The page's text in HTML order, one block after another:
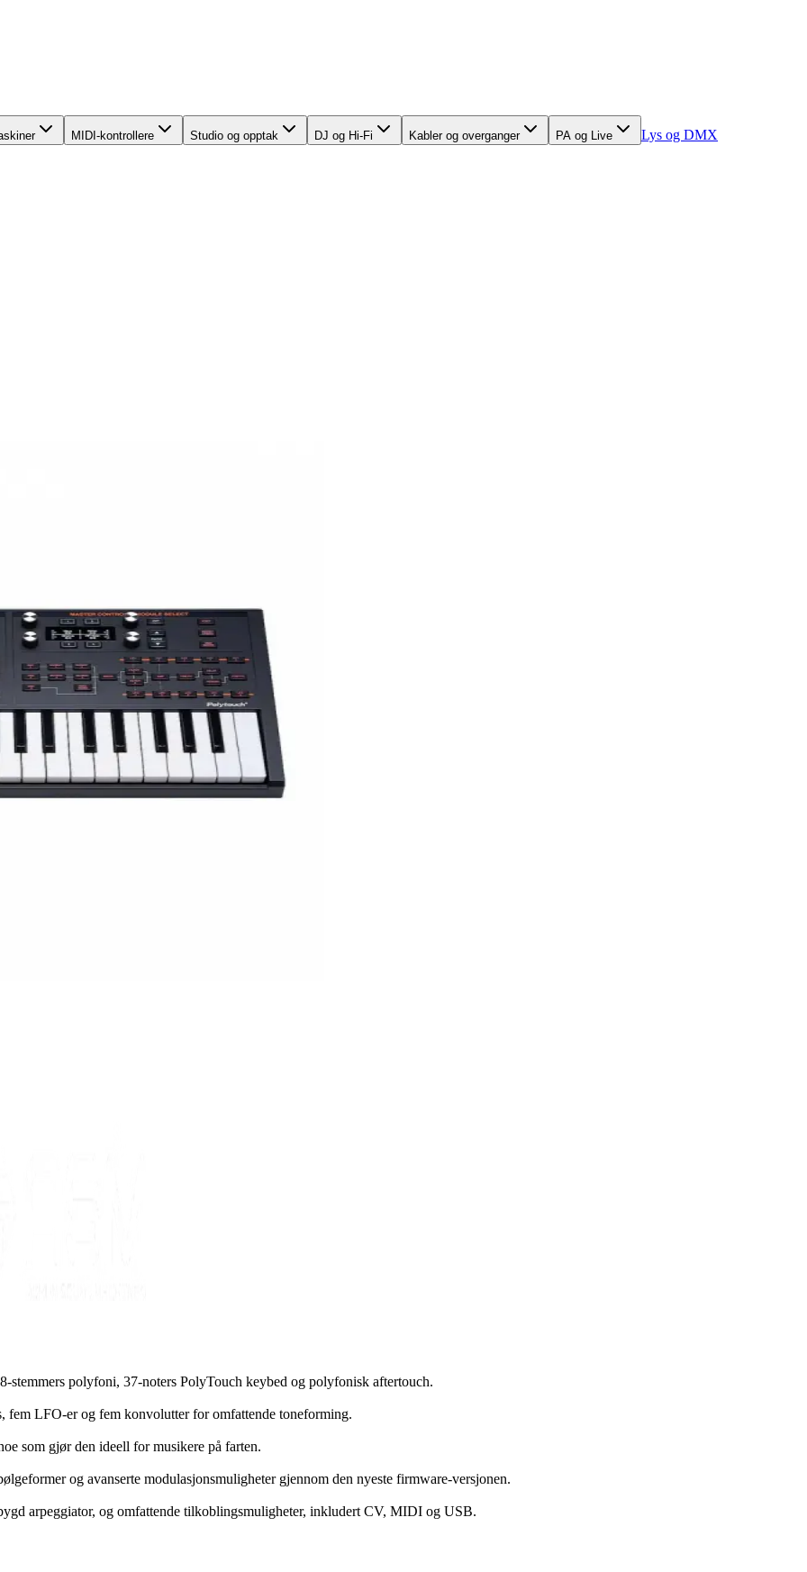
MIDI-kontrollere Studio og opptak DJ og Hi-Fi Kabler og overganger PA og Live Lys og DMX
polyfoni, 37-noters PolyTouch keybed og polyfonisk aftertouch.
fem LFO-er og fem konvolutter for omfattende toneforming.
som gjør den ideell for musikere på farten.
og avanserte modulasjonsmuligheter gjennom den nyeste firmware-versjonen.
arpeggiator, og omfattende tilkoblingsmuligheter, inkludert CV, MIDI og USB.